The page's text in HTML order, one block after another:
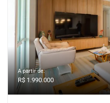
A partir de:
R$ 1.990.000